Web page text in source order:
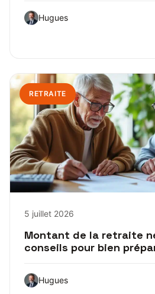
Hugues
RETRAITE
5 juillet 2026
Montant de la retraite
conseils pour bien
Hugues